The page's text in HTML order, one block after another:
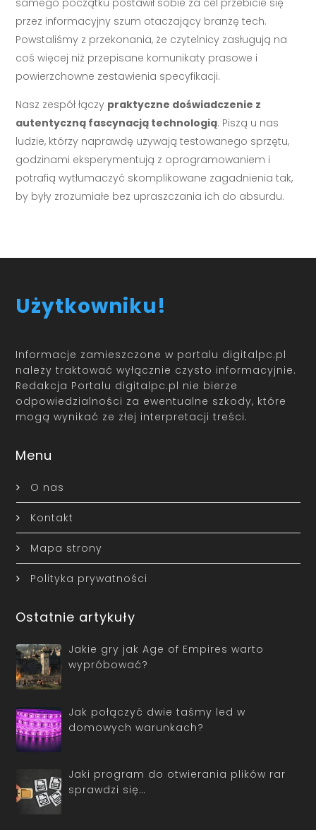
przez informacyjny szum otaczający branżę tech.
Powstaliśmy z przekonania, że czytelnicy zasługują na
coś więcej niż przepisane komunikaty prasowe i
powierzchowne zestawienia specyfikacji.
Nasz zespół łączy praktyczne doświadczenie z
autentyczną fascynacją technologią. Piszą u nas
ludzie, którzy naprawdę używają testowanego sprzętu,
godzinami eksperymentują z oprogramowaniem i
potrafią wytłumaczyć skomplikowane zagadnienia tak,
by były zrozumiałe bez upraszczania ich do absurdu.
Użytkowniku!
Informacje zamieszczone w portalu digitalpc.pl
należy traktować wyłącznie czysto informacyjnie.
Redakcja Portalu digitalpc.pl nie bierze
odpowiedzialności za ewentualne szkody, które
mogą wynikać ze złej interpretacji treści.
Menu
O nas
Kontakt
Mapa strony
Polityka prywatności
Ostatnie artykuły
Jakie gry jak Age of Empires warto
wypróbować?
Jak połączyć dwie taśmy led w
domowych warunkach?
Jaki program do otwierania plików rar
sprawdzi się…